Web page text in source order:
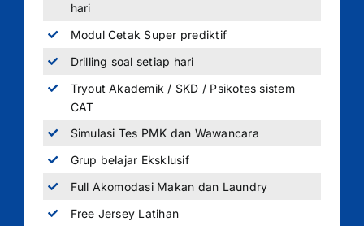
hari
Modul Cetak Super prediktif
Drilling soal setiap hari
Tryout Akademik / SKD / Psikotes sistem
CAT
Simulasi Tes PMK dan Wawancara
Grup belajar Eksklusif
Full Akomodasi Makan dan Laundry
Free Jersey Latihan